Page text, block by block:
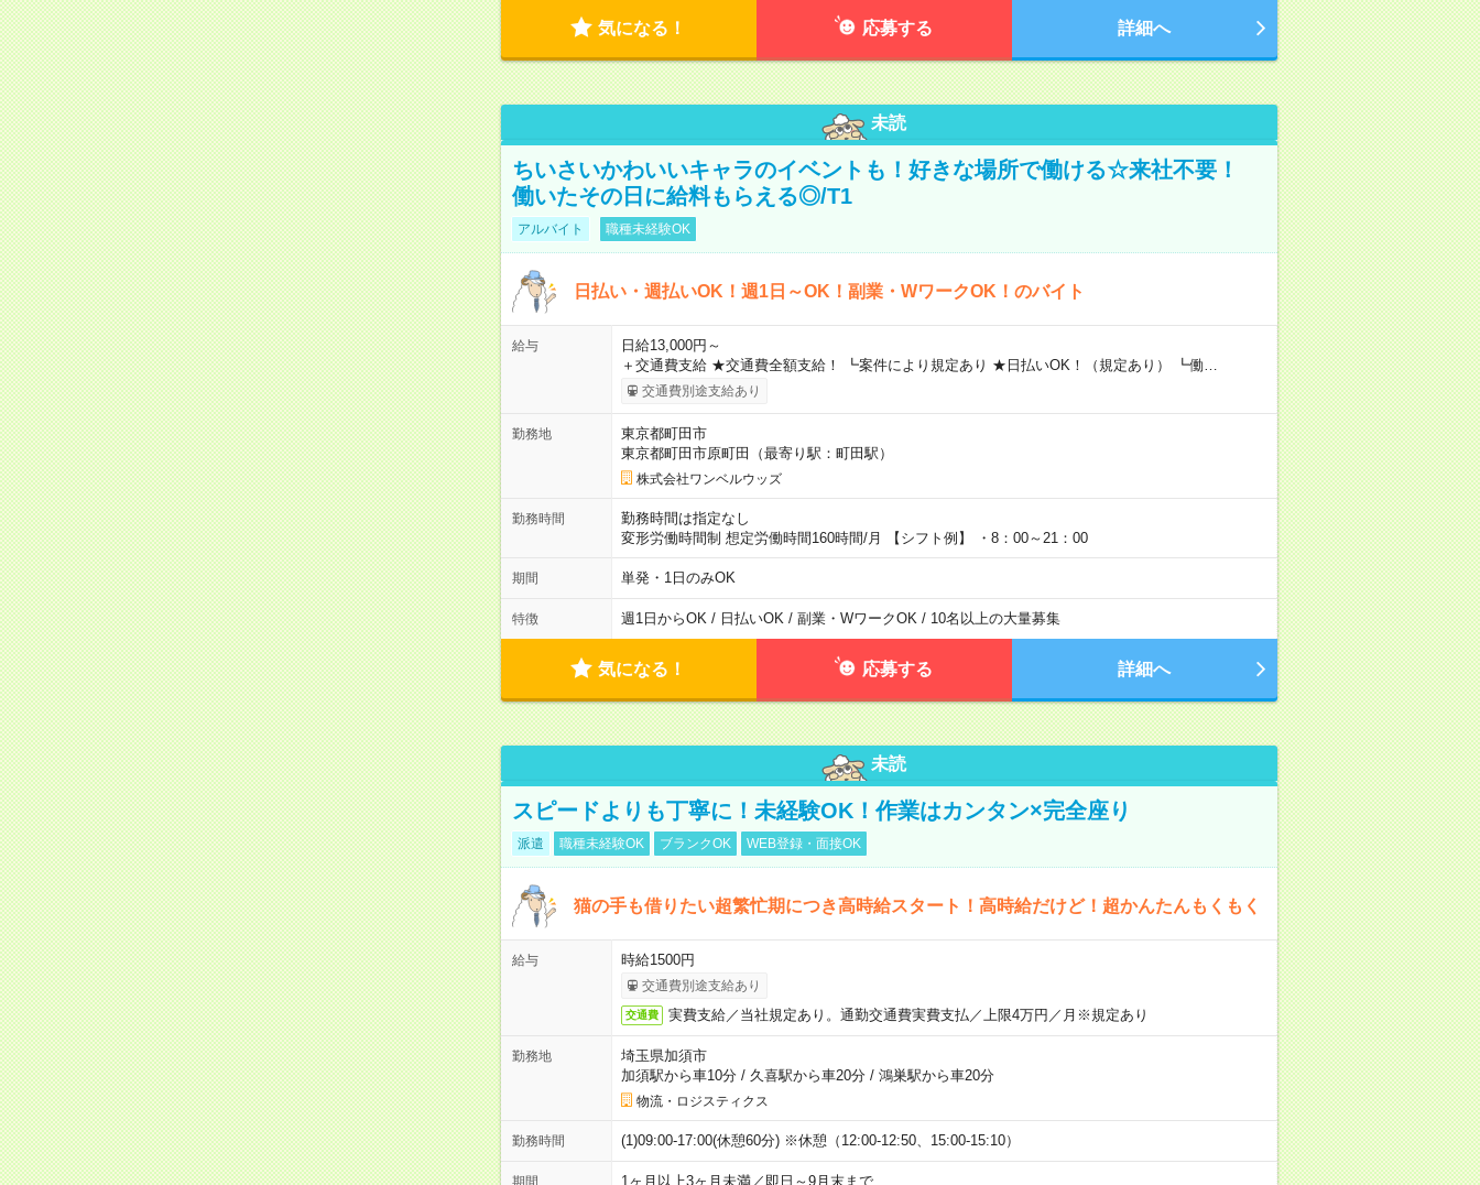
気になる！ 応募する 詳細へ
未読
ちいさいかわいいキャラのイベントも！好きな場所で働ける☆来社不要！
働いたその日に給料もらえる◎/T1
アルバイト 職種未経験OK
日払い・週払いOK！週1日～OK！副業・WワークOK！のバイト
給与
日給13,000円～
＋交通費支給 ★交通費全額支給！ ┗案件により規定あり ★日払いOK！（規定あり） ┗働…
交通費別途支給あり
勤務地
東京都町田市
東京都町田市原町田（最寄り駅：町田駅）
株式会社ワンベルウッズ
勤務時間
勤務時間は指定なし
変形労働時間制 想定労働時間160時間/月 【シフト例】 ・8：00～21：00
期間 単発・1日のみOK
特徴 週1日からOK / 日払いOK / 副業・WワークOK / 10名以上の大量募集
気になる！ 応募する 詳細へ
未読
スピードよりも丁寧に！未経験OK！作業はカンタン×完全座り
派遣 職種未経験OK ブランクOK WEB登録・面接OK
猫の手も借りたい超繁忙期につき高時給スタート！高時給だけど！超かんたんもくもく
給与 時給1500円
交通費別途支給あり
交通費 実費支給／当社規定あり。通勤交通費実費支払／上限4万円／月※規定あり
勤務地
埼玉県加須市
加須駅から車10分/ 久喜駅から車20分/ 鴻巣駅から車20分
物流・ロジスティクス
勤務時間 (1)09:00-17:00(休憩60分) ※休憩（12:00-12:50、15:00-15:10）
期間 1ヶ月以上3ヶ月未満／即日～9月末まで